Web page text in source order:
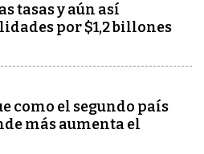
tasas y aún así
por $1,2 billones
como el segundo país
más aumenta el